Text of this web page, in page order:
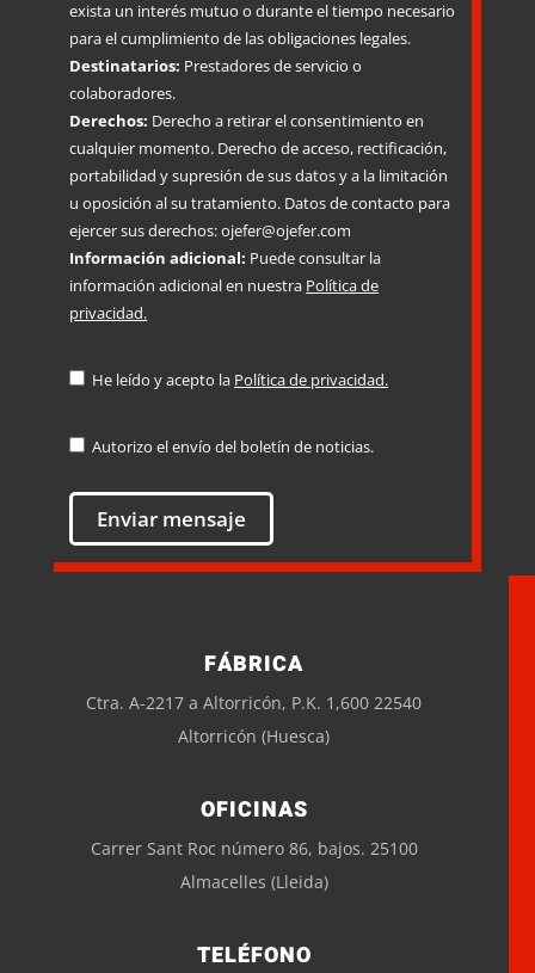
exista un interés mutuo o durante el tiempo necesario
para el cumplimiento de las obligaciones legales.
Destinatarios: Prestadores de servicio o
colaboradores.
Derechos: Derecho a retirar el consentimiento en
cualquier momento. Derecho de acceso, rectificación,
portabilidad y supresión de sus datos y a la limitación
u oposición al su tratamiento. Datos de contacto para
ejercer sus derechos: ojefer@ojefer.com
Información adicional: Puede consultar la
información adicional en nuestra Política de
privacidad.
He leído y acepto la Política de privacidad.
Autorizo el envío del boletín de noticias.
FÁBRICA
Ctra. A-2217 a Altorricón, P.K. 1,600 22540
Altorricón (Huesca)
OFICINAS
Carrer Sant Roc número 86, bajos. 25100
Almacelles (Lleida)
TELÉFONO